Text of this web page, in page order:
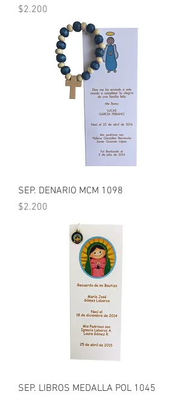
Precio
$2.200
SEP. DENARIO MCM 1098
Precio
$2.200
SEP. LIBROS MEDALLA POL 1045